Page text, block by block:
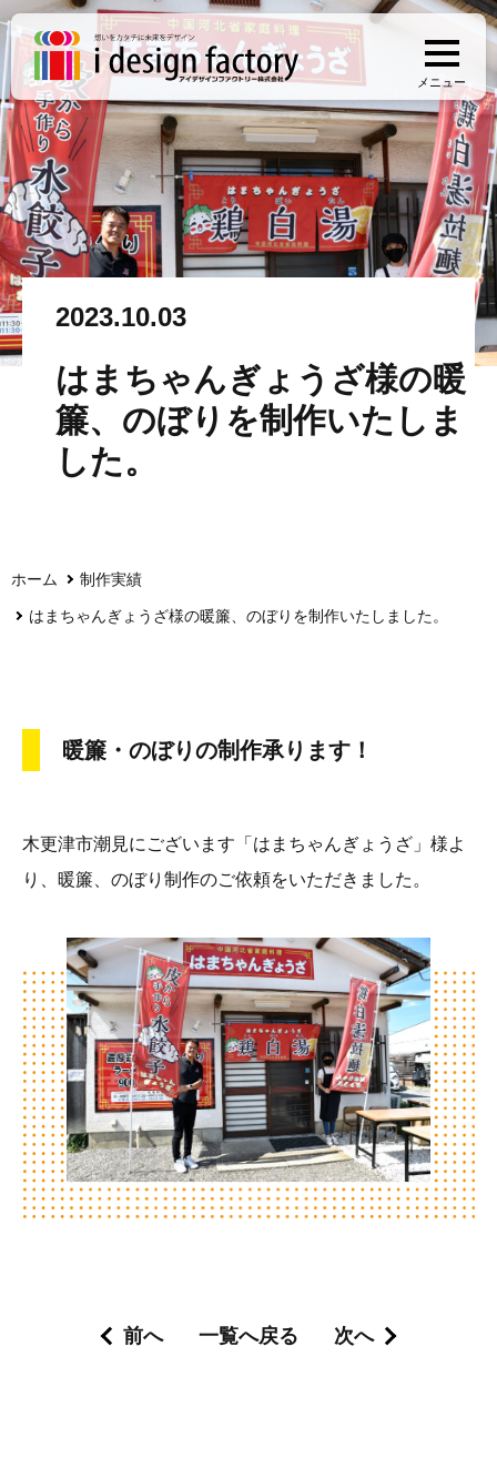
メニュー
2023.10.03
はまちゃんぎょうざ様の暖
簾、のぼりを制作いたしま
した。
ホーム 制作実績
はまちゃんぎょうざ様の暖簾、のぼりを制作いたしました。
暖簾・のぼりの制作承ります！
木更津市潮見にございます「はまちゃんぎょうざ」様よ
り、暖簾、のぼり制作のご依頼をいただきました。
前へ 一覧へ戻る 次へ